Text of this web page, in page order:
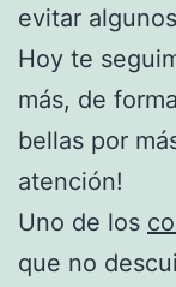
evitar
Hoy te
más, de
bellas por
atención!
Uno de los
que no